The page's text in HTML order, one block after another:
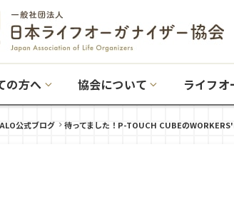
の方へ 協会について ライフ
公式ブログ 待ってました！P-TOUCH CUBEの